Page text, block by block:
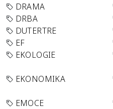
DRAMA
DRBA
DUTERTRE
EF
EKOLOGIE
EKONOMIKA
EMOCE